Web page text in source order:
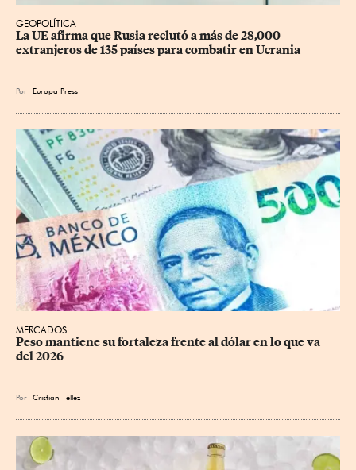
GEOPOLÍTICA
La UE afirma que Rusia reclutó a más de 28,000
extranjeros de 135 países para combatir en Ucrania
Por Europa Press
MERCADOS
Peso mantiene su fortaleza frente al dólar en lo que va
del 2026
Por Cristian Téllez